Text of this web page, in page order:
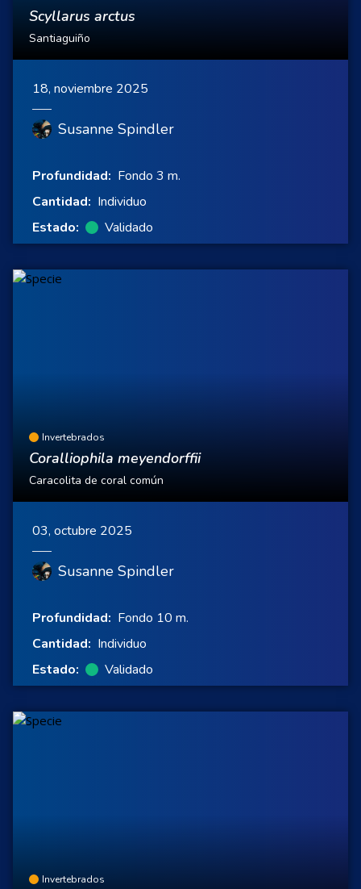
Scyllarus arctus
Santiaguiño
18, noviembre 2025
Susanne Spindler
Profundidad: Fondo 3 m.
Cantidad: Individuo
Estado:
Validado
Invertebrados
Coralliophila meyendorffii
Caracolita de coral común
03, octubre 2025
Susanne Spindler
Profundidad: Fondo 10 m.
Cantidad: Individuo
Estado:
Validado
Invertebrados